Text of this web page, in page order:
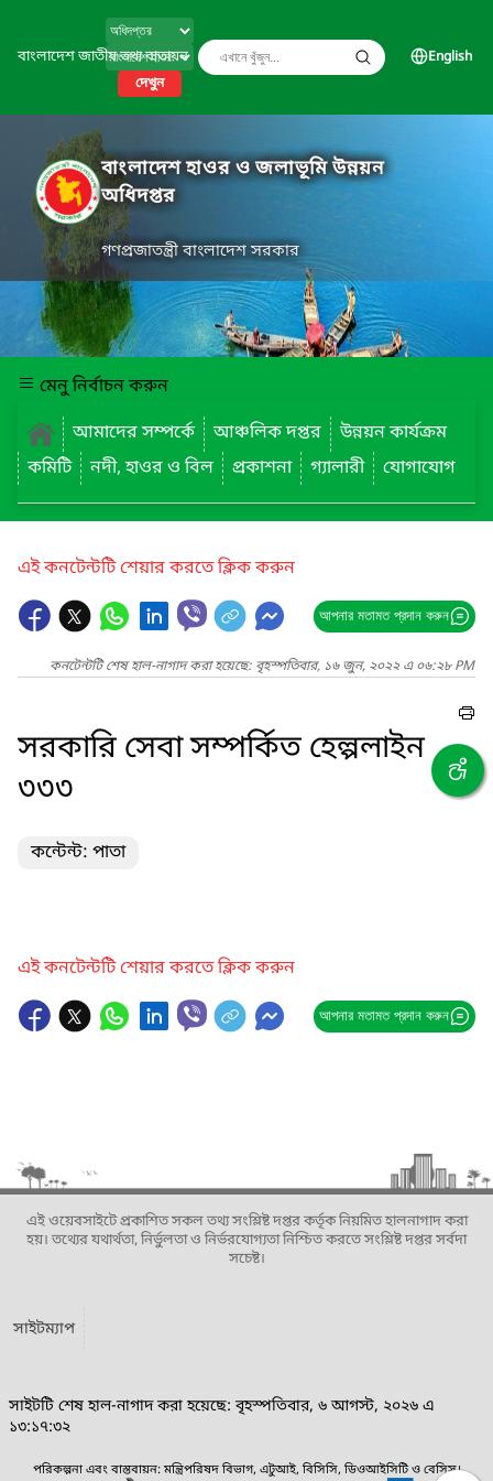
বাংলাদেশ জাতীয় তথ্য বাতায়ন
দেখুন
English
বাংলাদেশ হাওর ও জলাভূমি উন্নয়ন
অধিদপ্তর
গণপ্রজাতন্ত্রী বাংলাদেশ সরকার
মেনু নির্বাচন করুন
আমাদের সম্পর্কে
আঞ্চলিক দপ্তর
উন্নয়ন কার্যক্রম
কমিটি
নদী, হাওর ও বিল প্রকাশনা গ্যালারী যোগাযোগ
এই কনটেন্টটি শেয়ার করতে ক্লিক করুন
আপনার মতামত প্রদান করুন
কনটেন্টটি শেষ হাল-নাগাদ করা হয়েছে: বৃহস্পতিবার, ১৬ জুন, ২০২২ এ ০৬:২৮ PM
সরকারি সেবা সম্পর্কিত হেল্পলাইন
৩৩৩
কন্টেন্ট: পাতা
এই কনটেন্টটি শেয়ার করতে ক্লিক করুন
আপনার মতামত প্রদান করুন
এই ওয়েবসাইটে প্রকাশিত সকল তথ্য সংশ্লিষ্ট দপ্তর কর্তৃক নিয়মিত হালনাগাদ করা
হয়। তথ্যের যথার্থতা, নির্ভুলতা ও নির্ভরযোগ্যতা নিশ্চিত করতে সংশ্লিষ্ট দপ্তর সর্বদা
সচেষ্ট।
সাইটম্যাপ
সাইটটি শেষ হাল-নাগাদ করা হয়েছে: বৃহস্পতিবার, ৬ আগস্ট, ২০২৬ এ
১৩:১৭:৩২
পরিকল্পনা এবং বাস্তবায়ন: মন্ত্রিপরিষদ বিভাগ, এটুআই, বিসিসি, ডিওআইসিটি ও বেসিস।